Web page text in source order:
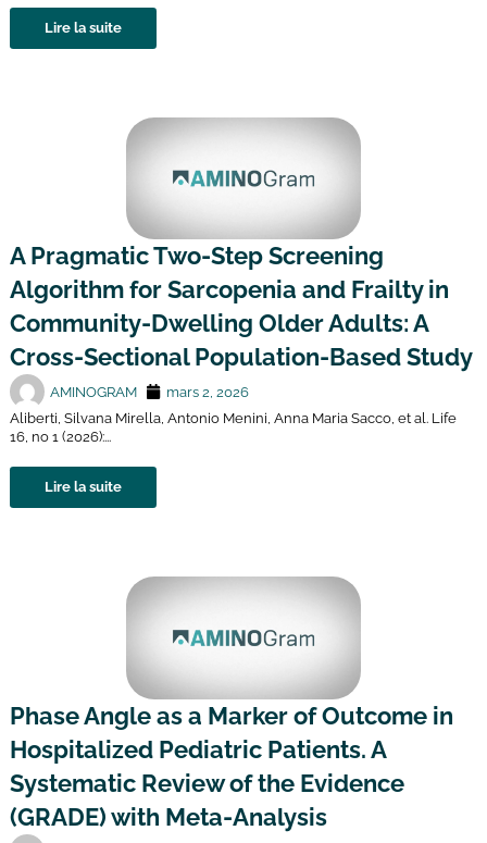
Lire la suite
A Pragmatic Two-Step Screening
Algorithm for Sarcopenia and Frailty in
Community-Dwelling Older Adults: A
Cross-Sectional Population-Based Study
AMINOGRAM
mars 2, 2026
Aliberti, Silvana Mirella, Antonio Menini, Anna Maria Sacco, et al. Life
16, no 1 (2026):...
Lire la suite
Phase Angle as a Marker of Outcome in
Hospitalized Pediatric Patients. A
Systematic Review of the Evidence
(GRADE) with Meta-Analysis